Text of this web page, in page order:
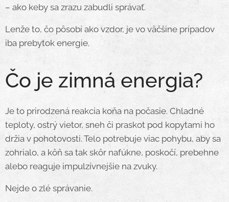
– ako keby sa zrazu zabudli správať.
Lenže to, čo pôsobí ako vzdor, je vo väčšine prípadov
iba prebytok energie.
Čo je zimná energia?
Je to prirodzená reakcia koňa na počasie. Chladné
teploty, ostrý vietor, sneh či praskot pod kopytami ho
držia v pohotovosti. Telo potrebuje viac pohybu, aby sa
zohrialo, a kôň sa tak skôr nafúkne, poskočí, prebehne
alebo reaguje impulzívnejšie na zvuky.
Nejde o zlé správanie.